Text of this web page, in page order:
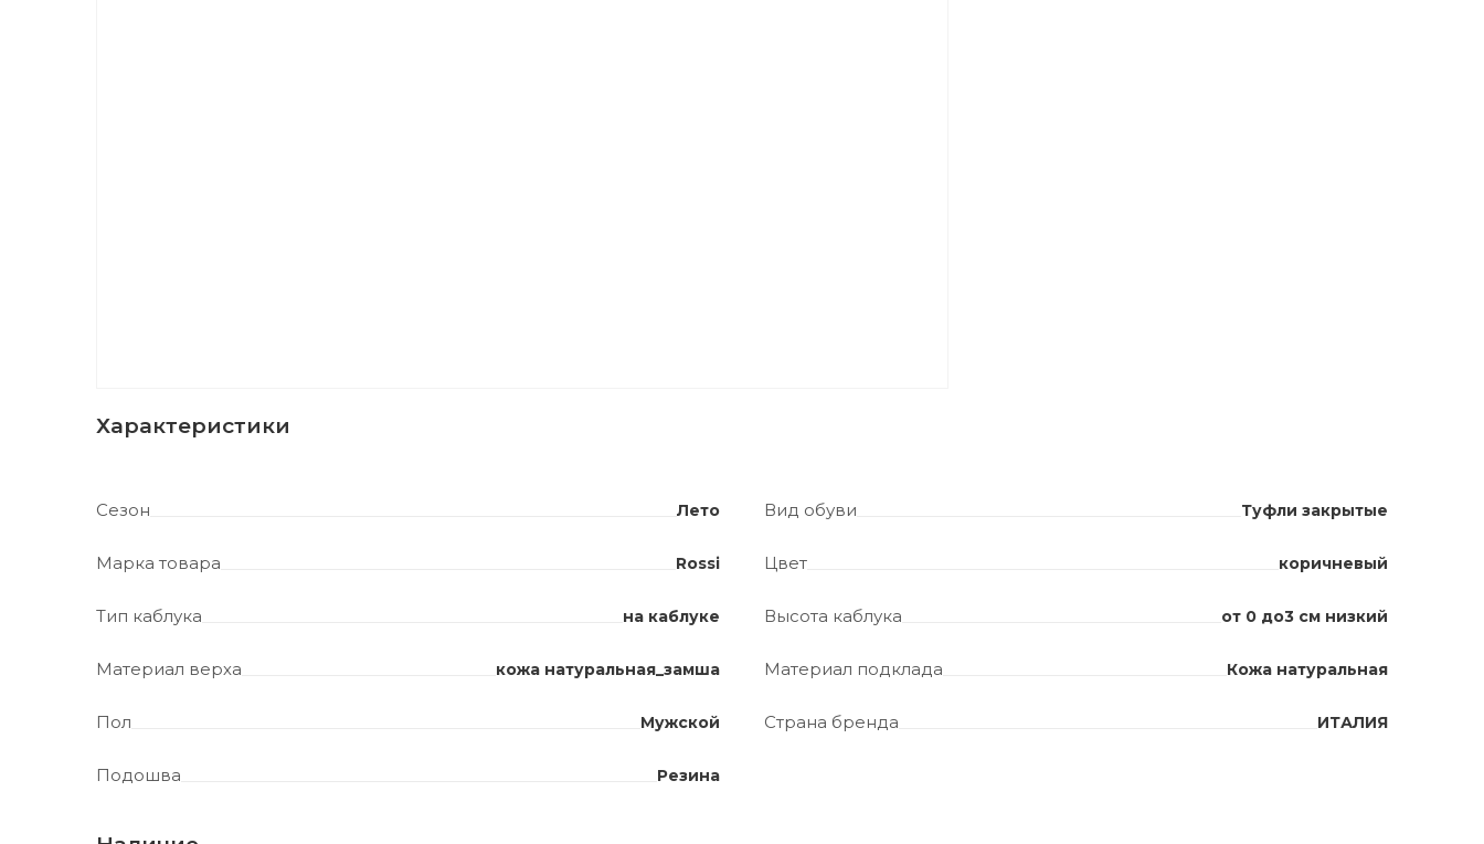
Характеристики
Сезон Лето Вид обуви Туфли закрытые
Марка товара Rossi Цвет коричневый
Тип каблука на каблуке Высота каблука от 0 до3 см низкий
Материал верха кожа натуральная_замша Материал подклада Кожа натуральная
Пол Мужской Страна бренда ИТАЛИЯ
Подошва Резина